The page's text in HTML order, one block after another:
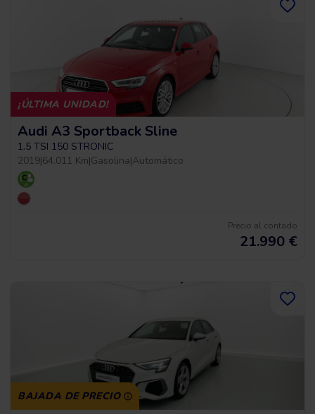
¡ÚLTIMA UNIDAD!
Audi A3 Sportback Sline
1.5 TSI 150 STRONIC
2019|64.011 Km|Gasolina|Automático
Precio al contado
21.990 €
BAJADA DE PRECIO